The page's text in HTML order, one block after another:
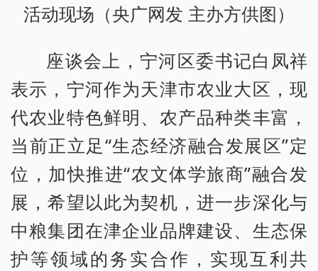
活动现场（央广网发 主办方供图）
座谈会上，宁河区委书记白凤祥
表示，宁河作为天津市农业大区，现
代农业特色鲜明、农产品种类丰富，
当前正立足“生态经济融合发展区”定
位，加快推进“农文体学旅商”融合发
展，希望以此为契机，进一步深化与
中粮集团在津企业品牌建设、生态保
护等领域的务实合作，实现互利共